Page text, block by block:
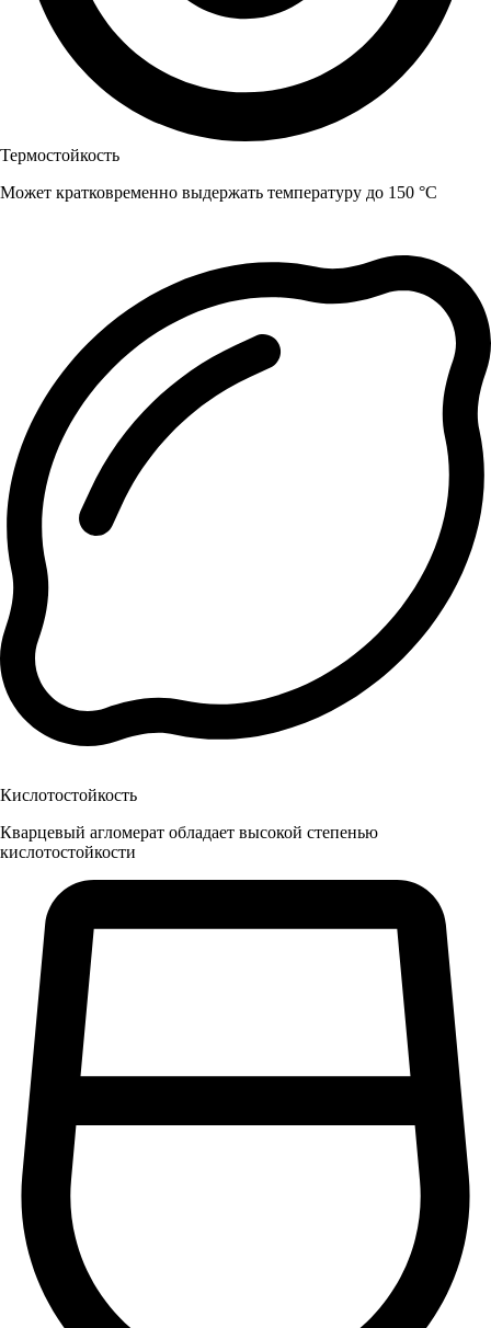
Термостойкость
Может кратковременно выдержать температуру до 150 °C
Кислотостойкость
Кварцевый агломерат обладает высокой степенью
кислотостойкости